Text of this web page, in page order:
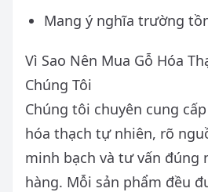
Mang ý nghĩa trường
Vì Sao Nên Mua Gỗ Hóa
Chúng Tôi
Chúng tôi chuyên cung
hóa thạch tự nhiên, rõ
minh bạch và tư vấn đúng
hàng. Mỗi sản phẩm đều